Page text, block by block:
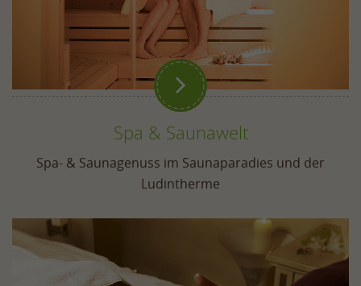

Spa & Saunawelt
Spa- & Saunagenuss im Saunaparadies und der
Ludintherme